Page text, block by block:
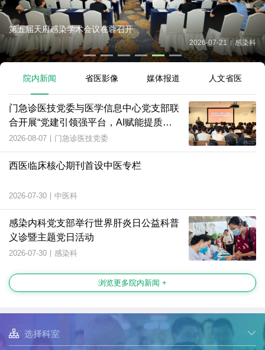
二十年如一日、守护高龄患者的健康，老年综合科党支部扎
进“桑...
2026-07-20 | 省老年医学
院内新闻 省医影像 媒体报道 人文省医
门急诊医技党委与医学信息中心党支部联
合开展“党建引领强平台，AI赋能提质
效”主题党日活动
2026-08-07 | 门急诊医技党委
西医临床核心期刊首设中医专栏
2026-07-30 | 中医科
感染内科党支部举行世界肝炎日公益科普
义诊暨主题党日活动
2026-07-30 | 感染科
浏览更多院内新闻 +
